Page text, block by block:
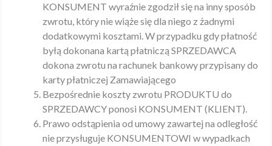
KONSUMENT wyraźnie zgodził się na inny sposób
zwrotu, który nie wiąże się dla niego z żadnymi
dodatkowymi kosztami. W przypadku gdy płatność
byłą dokonana kartą płatniczą SPRZEDAWCA
dokona zwrotu na rachunek bankowy przypisany do
karty płatniczej Zamawiającego
Bezpośrednie koszty zwrotu PRODUKTU do
SPRZEDAWCY ponosi KONSUMENT (KLIENT).
Prawo odstąpienia od umowy zawartej na odległość
nie przysługuje KONSUMENTOWI w wypadkach